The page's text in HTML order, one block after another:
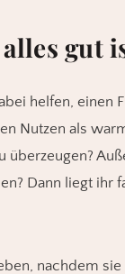
gut
helfen, einen
Nutzen als
überzeugen?
Dann liegt ihr
nachdem